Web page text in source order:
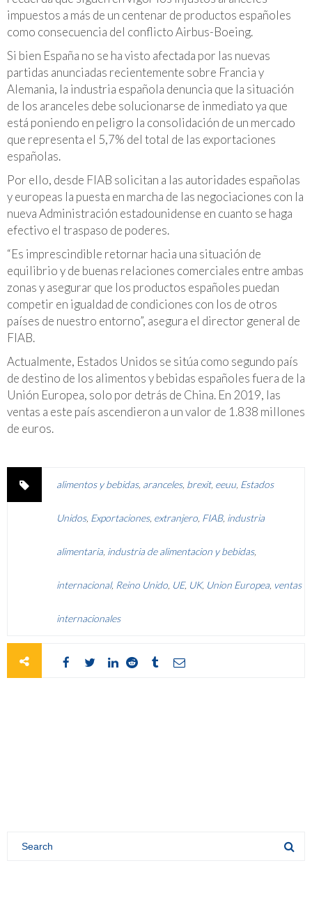
impuestos a más de un centenar de productos españoles
como consecuencia del conflicto Airbus-Boeing.
Si bien España no se ha visto afectada por las nuevas
partidas anunciadas recientemente sobre Francia y
Alemania, la industria española denuncia que la situación
de los aranceles debe solucionarse de inmediato ya que
está poniendo en peligro la consolidación de un mercado
que representa el 5,7% del total de las exportaciones
españolas.
Por ello, desde FIAB solicitan a las autoridades españolas
y europeas la puesta en marcha de las negociaciones con la
nueva Administración estadounidense en cuanto se haga
efectivo el traspaso de poderes.
“Es imprescindible retornar hacia una situación de
equilibrio y de buenas relaciones comerciales entre ambas
zonas y asegurar que los productos españoles puedan
competir en igualdad de condiciones con los de otros
países de nuestro entorno”, asegura el director general de
FIAB.
Actualmente, Estados Unidos se sitúa como segundo país
de destino de los alimentos y bebidas españoles fuera de la
Unión Europea, solo por detrás de China. En 2019, las
ventas a este país ascendieron a un valor de 1.838 millones
de euros.
alimentos y bebidas, aranceles, brexit, eeuu Estados
Unidos, Exportaciones, extranjero FIAB, industria
alimentaria industria de alimentacion y bebidas,
internacional, Reino Unido UE, UK, Union Europea ventas
internacionales